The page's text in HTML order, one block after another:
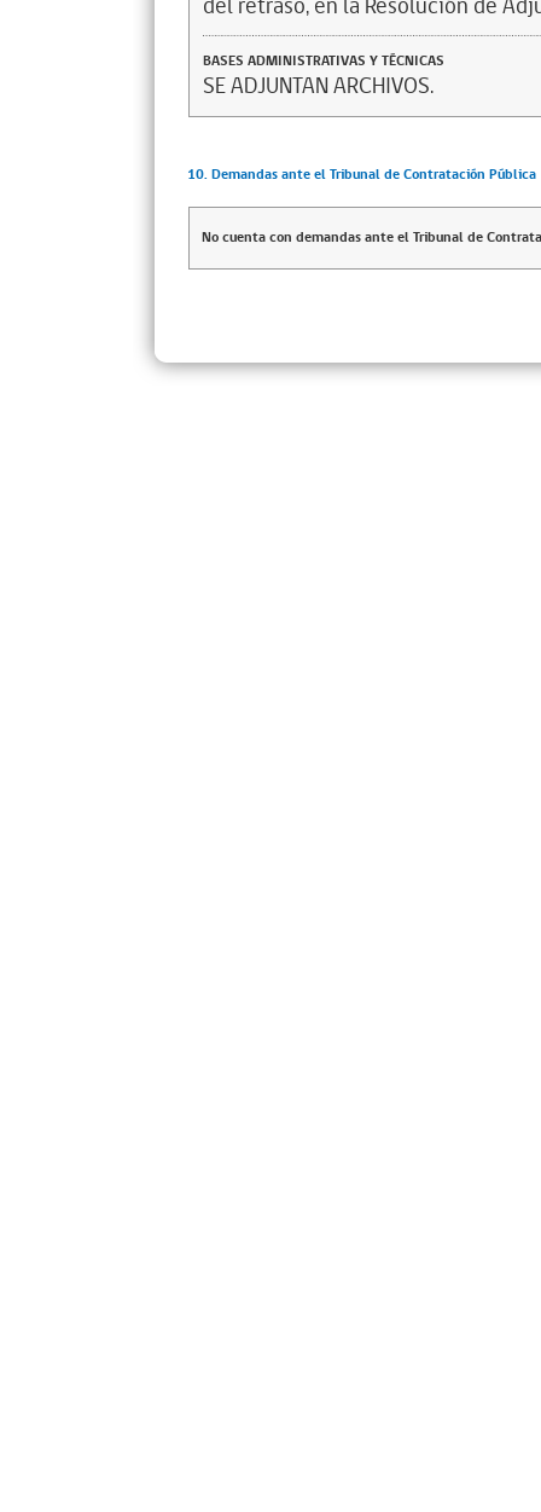
del retraso, en la Resolución de
BASES ADMINISTRATIVAS Y TÉCNICAS
SE ADJUNTAN ARCHIVOS.
10. Demandas ante el Tribunal de Contratación Pública
No cuenta con demandas ante el Tribunal de